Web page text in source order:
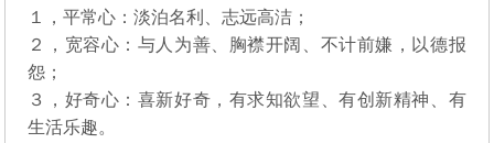
１，平常心：淡泊名利、志远高洁；
２，宽容心：与人为善、胸襟开阔、不计前嫌，以德报
怨；
３，好奇心：喜新好奇，有求知欲望、有创新精神、有
生活乐趣。